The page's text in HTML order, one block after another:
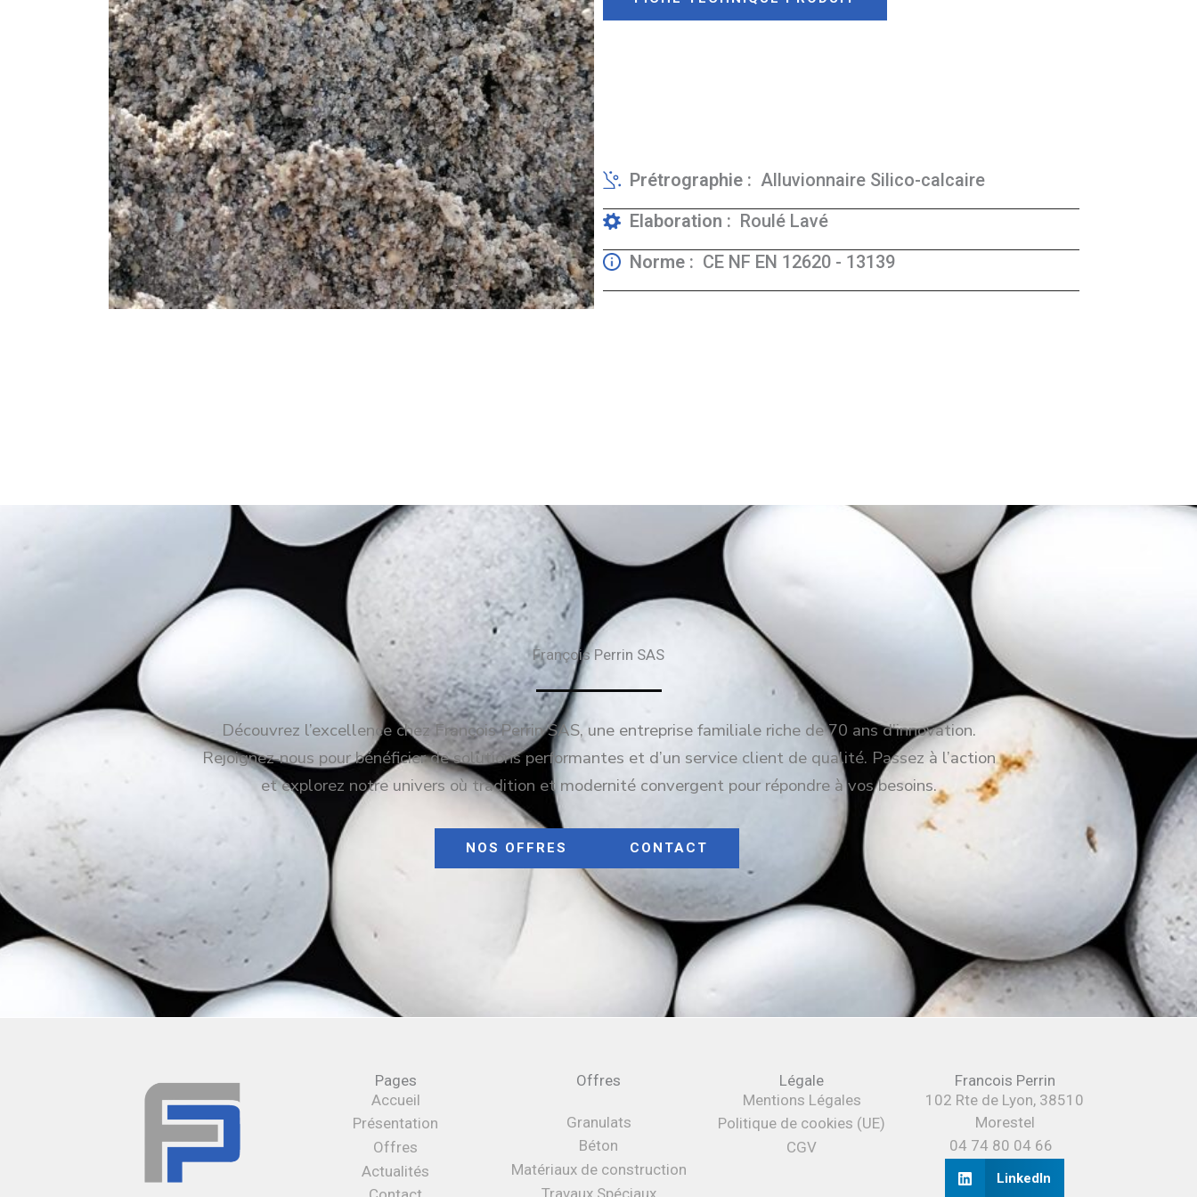
Prétrographie : Alluvionnaire Silico-calcaire
Elaboration : Roulé Lavé
Norme : CE NF EN 12620 - 13139
François Perrin SAS
Découvrez l’excellence chez François Perrin SAS, une entreprise familiale riche de 70 ans d’innovation.
Rejoignez-nous pour bénéficier de solutions performantes et d’un service client de qualité. Passez à l’action
et explorez notre univers où tradition et modernité convergent pour répondre à vos besoins.
NOS OFFRES CONTACT
Pages
Accueil
Présentation
Offres
Actualités
Offres
Granulats
Béton
Matériaux de construction
Travaux Spéciaux
Légale
Mentions Légales
Politique de cookies (UE)
CGV
Francois Perrin
102 Rte de Lyon, 38510
Morestel
04 74 80 04 66
LinkedIn